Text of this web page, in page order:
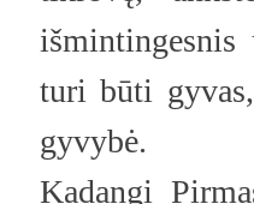
turi būti
gyvybė.
Kadangi